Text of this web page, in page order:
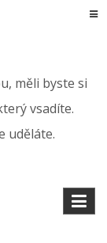
měli byste si
vsadíte.
uděláte.